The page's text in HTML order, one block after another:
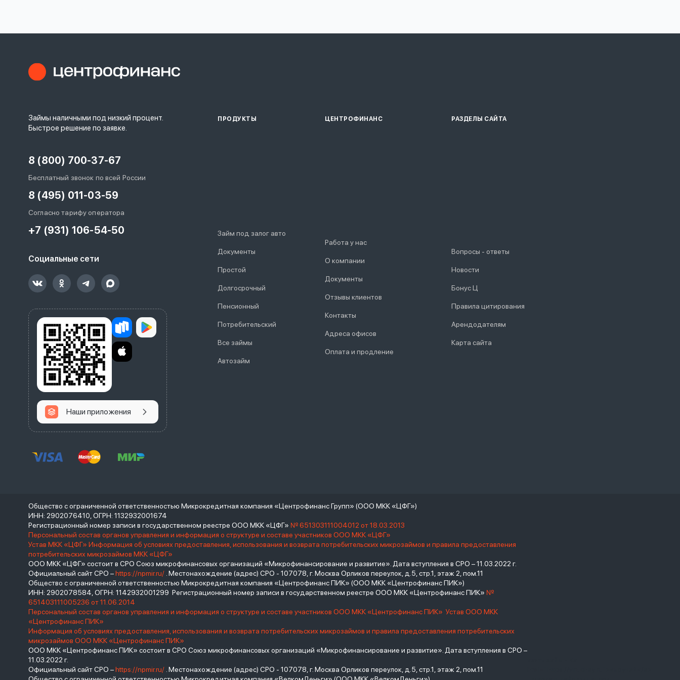
Займы наличными под низкий процент.
Быстрое решение по заявке.
8 (800) 700-37-67
Бесплатный звонок по всей России
8 (495) 011-03-59
Согласно тарифу оператора
+7 (931) 106-54-50
Социальные сети
Наши приложения
ПРОДУКТЫ
Займ под залог авто
Документы
Простой
Долгосрочный
Пенсионный
Потребительский
Все займы
Автозайм
ЦЕНТРОФИНАНС
Работа у нас
О компании
Документы
Отзывы клиентов
Контакты
Адреса офисов
Оплата и продление
РАЗДЕЛЫ САЙТА
Вопросы - ответы
Новости
Бонус Ц
Правила цитирования
Арендодателям
Карта сайта
Общество с ограниченной ответственностью Микрокредитная компания «Центрофинанс Групп» (ООО МКК «ЦФГ»)
ИНН: 2902076410, ОГРН: 1132932001674
Регистрационный номер записи в государственном реестре ООО МКК «ЦФГ» № 651303111004012 от 18.03.2013
Персональный состав органов управления и информация о структуре и составе участников ООО МКК «ЦФГ»
Устав МКК «ЦФГ» Информация об условиях предоставления, использования и возврата потребительских микрозаймов и правила предоставления
потребительских микрозаймов МКК «ЦФГ»
ООО МКК «ЦФГ» состоит в СРО Союз микрофинансовых организаций «Микрофинансирование и развитие». Дата вступления в СРО – 11.03.2022 г.
Официальный сайт СРО –https://npmir.ru/ . Местонахождение (адрес) СРО - 107078, г. Москва Орликов переулок, д.5, стр.1, этаж 2, пом.11
Общество с ограниченной ответственностью Микрокредитная компания «Центрофинанс ПИК» (ООО МКК «Центрофинанс ПИК»)
ИНН: 2902078584, ОГРН: 1142932001299 Регистрационный номер записи в государственном реестре ООО МКК «Центрофинанс ПИК» №
651403111005236 от 11.06.2014
Персональный состав органов управления и информация о структуре и составе участников ООО МКК «Центрофинанс ПИК» Устав ООО МКК
«Центрофинанс ПИК»
Информация об условиях предоставления, использования и возврата потребительских микрозаймов и правила предоставления потребительских
микрозаймов ООО МКК «Центрофинанс ПИК»
ООО МКК «Центрофинанс ПИК» состоит в СРО Союз микрофинансовых организаций «Микрофинансирование и развитие». Дата вступления в СРО –
11.03.2022 г.
Официальный сайт СРО –https://npmir.ru/ . Местонахождение (адрес) СРО - 107078, г. Москва Орликов переулок, д.5, стр.1, этаж 2, пом.11
Войти под другим номером